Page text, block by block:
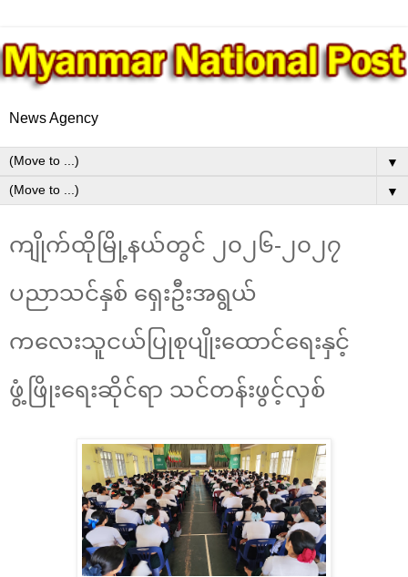
News Agency
▼
▼
ကျိုက်ထိုမြို့နယ်တွင် ၂၀၂၆-၂၀၂၇
ပညာသင်နှစ် ရှေးဦးအရွယ်
ကလေးသူငယ်ပြုစုပျိုးထောင်ရေးနှင့်
ဖွံ့ဖြိုးရေး‌ဆိုင်ရာ သင်တန်းဖွင့်လှစ်